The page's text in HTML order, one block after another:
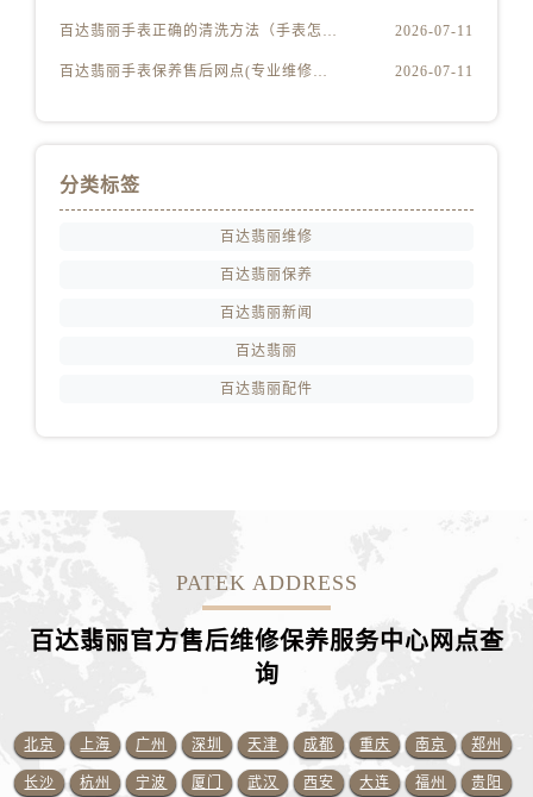
江西省南昌市红谷滩新区红谷中大道998号绿地双子塔（中央广场）A1座办公楼14层1407室百达翡丽售后服务中心（需提前预约）
山东省济宁市任城区太白楼路百达翡丽售后服务中心（需提前预约）
山东省潍坊市奎文区东风东街百达翡丽售后服务中心（需提前预约）
上海市黄浦区南京东路299号宏伊国际广场写字楼8层806室百达翡丽售后服务中心（需提前预约）
上海市徐汇区虹桥路3号港汇中心2座37层3705室百达翡丽售后服务中心（需提前预约）
百达翡丽手表正确的清洗方法（手表怎样才能清洗干净） 2026-07-11
百达翡丽手表保养售后网点(专业维修服务，全国售后网点查询) 2026-07-11
分类标签
百达翡丽维修
百达翡丽保养
百达翡丽新闻
百达翡丽
百达翡丽配件
PATEK ADDRESS
百达翡丽官方售后维修保养服务中心网点查
询
北京 上海 广州 深圳 天津 成都 重庆 南京 郑州
长沙 杭州 宁波 厦门 武汉 西安 大连 福州 贵阳